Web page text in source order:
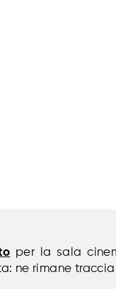
per la sala
ne rimane